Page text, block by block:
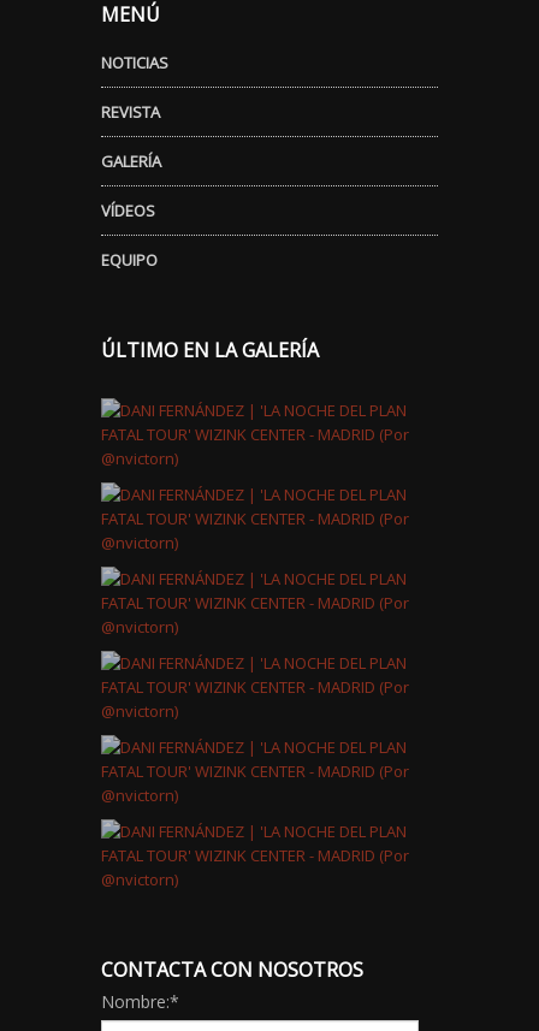
MENÚ
NOTICIAS
REVISTA
GALERÍA
VÍDEOS
EQUIPO
ÚLTIMO EN LA GALERÍA
CONTACTA CON NOSOTROS
Nombre:*